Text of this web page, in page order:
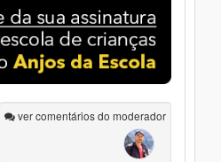
ver comentários do moderador